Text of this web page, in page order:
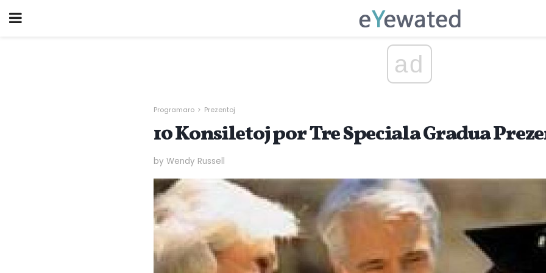
ad
Programaro Prezentoj
10 Konsiletoj por Tre Speciala Gradua
by Wendy Russell